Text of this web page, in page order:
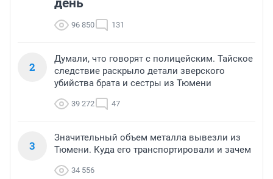
день
96 850 131
2
Думали, что говорят с полицейским. Тайское
следствие раскрыло детали зверского
убийства брата и сестры из Тюмени
39 272 47
3
Значительный объем металла вывезли из
Тюмени. Куда его транспортировали и зачем
34 556